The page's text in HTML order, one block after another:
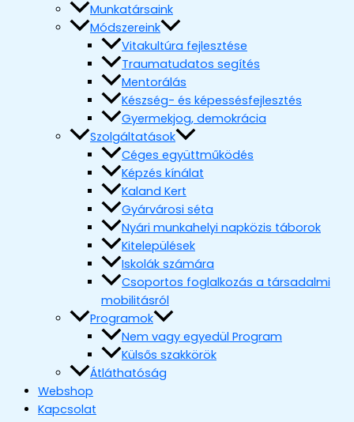
Munkatársaink
Módszereink
Vitakultúra fejlesztése
Traumatudatos segítés
Mentorálás
Készség- és képessésfejlesztés
Gyermekjog, demokrácia
Szolgáltatások
Céges együttműködés
Képzés kínálat
Kaland Kert
Gyárvárosi séta
Nyári munkahelyi napközis táborok
Kitelepülések
Iskolák számára
Csoportos foglalkozás a társadalmi
mobilitásról
Programok
Nem vagy egyedül Program
Külsős szakkörök
Átláthatóság
Webshop
Kapcsolat